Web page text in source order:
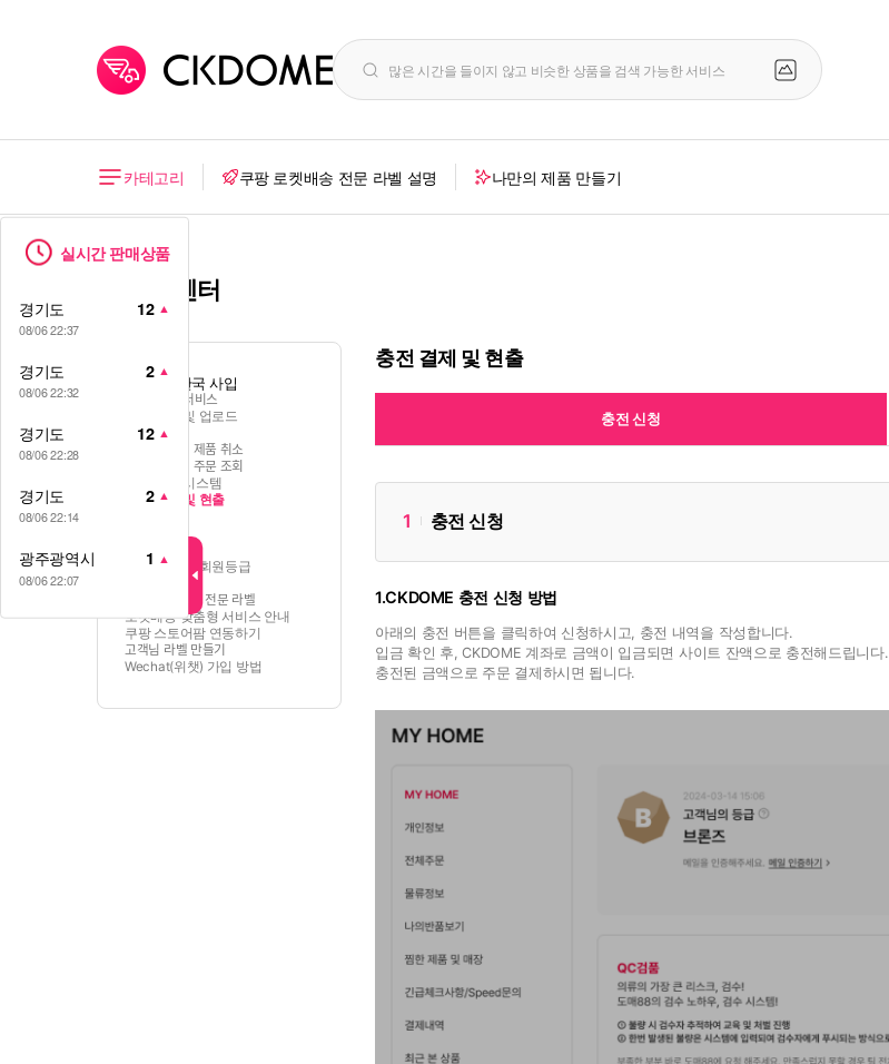
카테고리 쿠팡 로켓배송 전문 라벨 설명 나만의 제품 만들기
도움말 센터
CKDOME 한국 사입
CKDOME 서비스
제품 선정 및 업로드
주문방법
주문 취소 및 제품 취소
품절 확인 및 주문 조회
물류 추적 시스템
충전 결제 및 현출
최저가 선언
가격 비용 및 회원등급
쿠팡 로켓 배송 전문 라벨
로켓배송 맞춤형 서비스 안내
쿠팡 스토어팜 연동하기
고객님 라벨 만들기
Wechat(위챗) 가입 방법
충전 결제 및 현출
충전 신청
1 충전 신청
1.CKDOME 충전 신청 방법
아래의 충전 버튼을 클릭하여 신청하시고, 충전 내역을 작성합니다.
입금 확인 후, CKDOME 계좌로 금액이 입금되면 사이트 잔액으로 충전해드립니다.
충전된 금액으로 주문 결제하시면 됩니다.
실시간 판매상품
경기도 12 ▲
08/06 22:37
경기도 2 ▲
08/06 22:32
경기도 12 ▲
08/06 22:28
경기도 2 ▲
08/06 22:14
광주광역시 1 ▲
08/06 22:07